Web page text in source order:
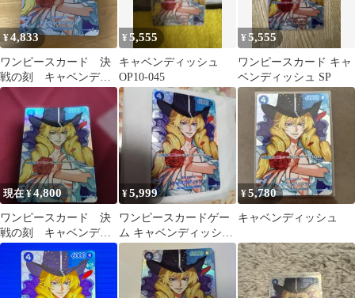
¥4,833
ワンピースカード 決
戦の刻 キャベンディ
ッシュ sp
¥5,555
キャベンディッシュ
OP10-045
¥5,555
ワンピースカード キャ
ベンディッシュ SP
現在 ¥4,800
ワンピースカード 決
戦の刻 キャベンディ
ッシュ SP
¥5,999
ワンピースカードゲー
ム キャベンディッシュ
OP10-045SP
¥5,780
キャベンディッシュ